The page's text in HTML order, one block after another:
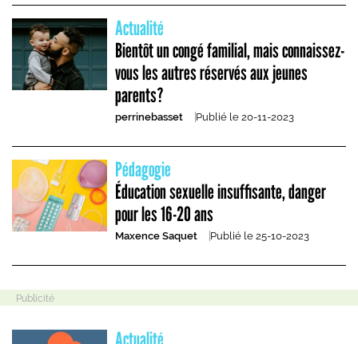
Actualité
Bientôt un congé familial, mais connaissez-
vous les autres réservés aux jeunes
parents?
perrinebasset Publié le 20-11-2023
Pédagogie
Éducation sexuelle insuffisante, danger
pour les 16-20 ans
Maxence Saquet Publié le 25-10-2023